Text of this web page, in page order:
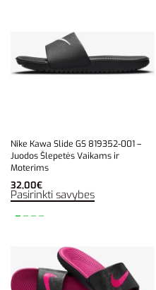
Nike Kawa Slide GS 819352-001 –
Juodos Šlepetės Vaikams ir
Moterims
32,00€
Pasirinkti savybes